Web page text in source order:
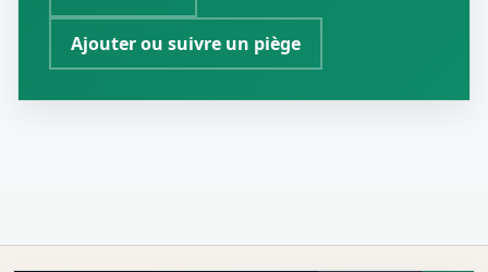
Ajouter ou suivre un piège